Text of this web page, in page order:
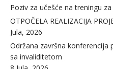
Poziv za učešće na treningu
OTPOČELA REALIZACIJA
Jula, 2026
Održana završna konferencija
sa invaliditetom